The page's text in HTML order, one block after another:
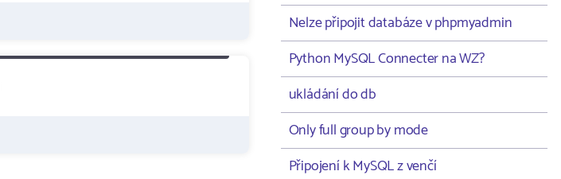
Nelze připojit databáze v phpmyadmin
Python MySQL Connecter na WZ?
ukládání do db
Only full group by mode
Připojení k MySQL z venčí